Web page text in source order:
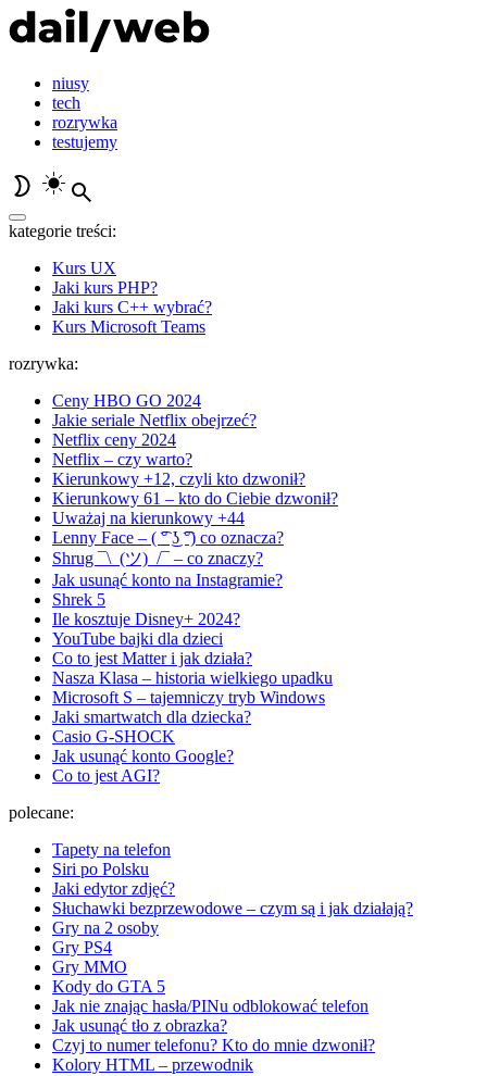
niusy
tech
rozrywka
testujemy
kategorie treści:
Kurs UX
Jaki kurs PHP?
Jaki kurs C++ wybrać?
Kurs Microsoft Teams
rozrywka:
Ceny HBO GO 2024
Jakie seriale Netflix obejrzeć?
Netflix ceny 2024
Netflix – czy warto?
Kierunkowy +12, czyli kto dzwonił?
Kierunkowy 61 – kto do Ciebie dzwonił?
Uważaj na kierunkowy +44
Lenny Face – ( ͡° ͜ʖ ͡°) co oznacza?
Shrug ¯\_(ツ)_/¯ – co znaczy?
Jak usunąć konto na Instagramie?
Shrek 5
Ile kosztuje Disney+ 2024?
YouTube bajki dla dzieci
Co to jest Matter i jak działa?
Nasza Klasa – historia wielkiego upadku
Microsoft S – tajemniczy tryb Windows
Jaki smartwatch dla dziecka?
Casio G-SHOCK
Jak usunąć konto Google?
Co to jest AGI?
polecane:
Tapety na telefon
Siri po Polsku
Jaki edytor zdjęć?
Słuchawki bezprzewodowe – czym są i jak działają?
Gry na 2 osoby
Gry PS4
Gry MMO
Kody do GTA 5
Jak nie znając hasła/PINu odblokować telefon
Jak usunąć tło z obrazka?
Czyj to numer telefonu? Kto do mnie dzwonił?
Kolory HTML – przewodnik